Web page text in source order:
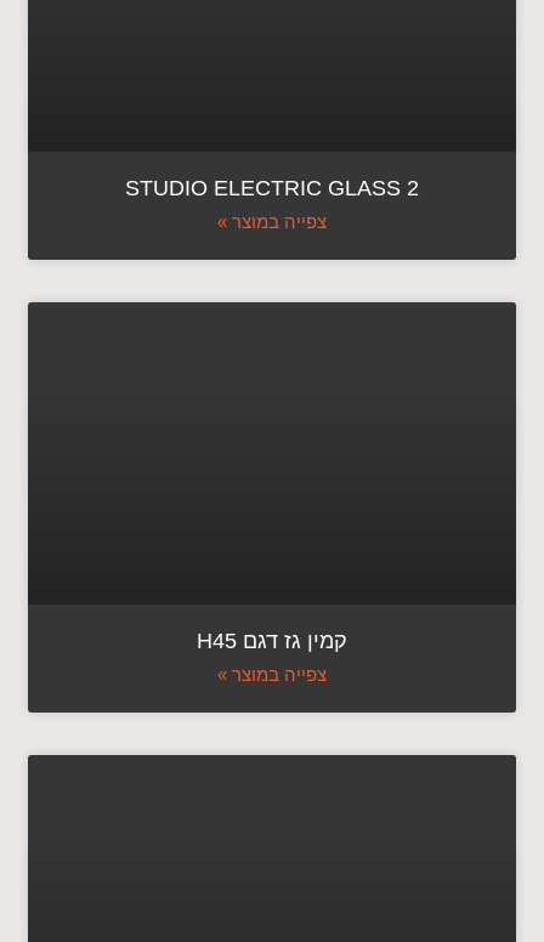
STUDIO ELECTRIC GLASS 2
צפייה במוצר »
קמין גז דגם H45
צפייה במוצר »